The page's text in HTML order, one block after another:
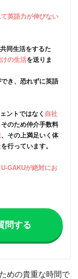
英語力が伸びない
同生活をするた
の生活を送りま
き、恐れずに英語
ントではなく 自社
のため仲介手数料
、その上満足いく体
を行っています。
GAKUが絶対にお
問する
めの貴重な時間で